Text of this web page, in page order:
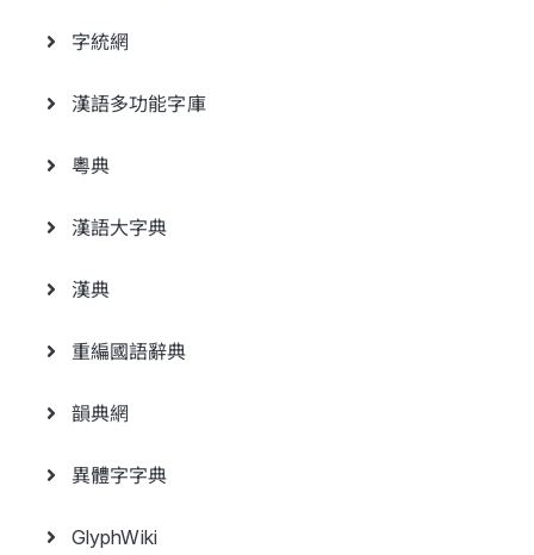
字統網
漢語多功能字庫
粵典
漢語大字典
漢典
重編國語辭典
韻典網
異體字字典
GlyphWiki